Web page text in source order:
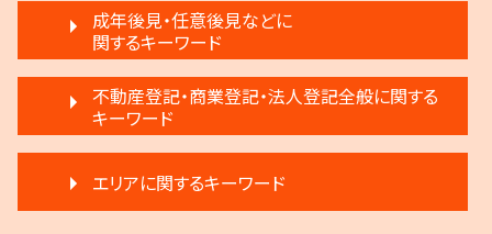
公正証書遺言 証人
限定承認とは 弁護士
生前贈与 注意点
相続人 調査 費用
遺言 執行しない
遺言 執行 流れ
遺留分 計算
遺産分割 調停
不動産 明け渡し 調停
賃料増額 更新
賃料増額 弁護士
家賃 滞納 法的措置
家賃 滞納 対応
賃料増額 借地借家法
滞納 家賃
不動産売買契約 注意点
モラハラ 離婚 証拠
調停離婚 弁護士
離婚 慰謝料
離婚 円満調停
モラハラ 離婚したい
離婚 条件
離婚 不動産
破産 弁護士
借金 延滞金
個人再生 メリット
破産 会社
自己破産 条件
任意整理 弁護士
民事再生 個人
任意整理 銀行
成年後見・任意後見などに
関するキーワード
任意後見制度 家族信託 違い
成年後見 デメリット
家族信託 できること
任意後見制度 法律
成年後見人 手続き 家族
不動産登記・商業登記・法人登記全般に関する
キーワード
法人登記 個人事業主
不動産登記 売主
エリアに関するキーワード